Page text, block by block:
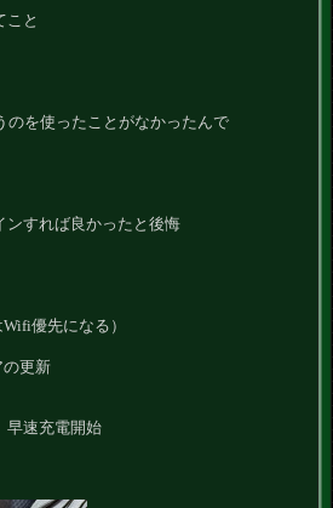
こと
のを使ったことがなかったんで
ンすれば良かったと後悔
優先になる）
更新
早速充電開始